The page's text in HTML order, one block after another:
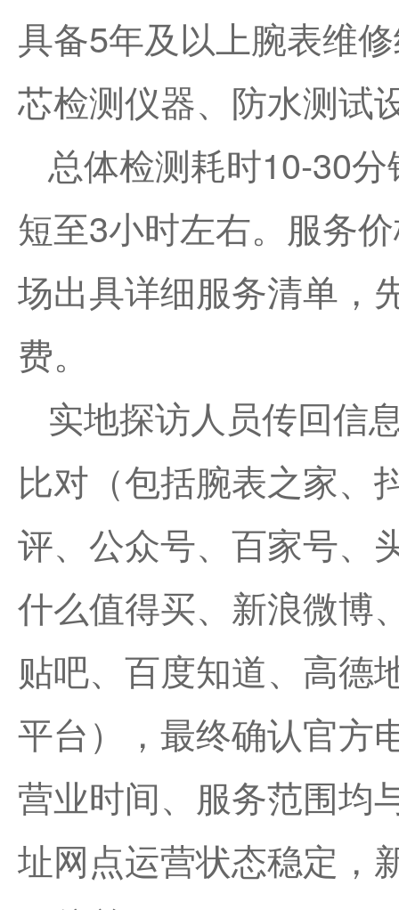
具备5年及以上腕表维
芯检测仪器、防水测试
总体检测耗时10-30
短至3小时左右。服务
场出具详细服务清单，
费。
实地探访人员传回信
比对（包括腕表之家、
评、公众号、百家号、
什么值得买、新浪微博
贴吧、百度知道、高德
平台）， 最终确认官方
营业时间、服务范围均
址网点运营状态稳定，